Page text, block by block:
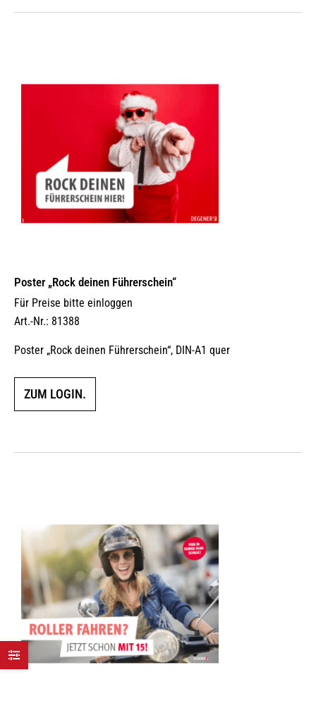
Poster „Rock deinen Führerschein“
Für Preise bitte einloggen
Art.-Nr.: 81388
Poster „Rock deinen Führerschein“, DIN-A1 quer
ZUM LOGIN.